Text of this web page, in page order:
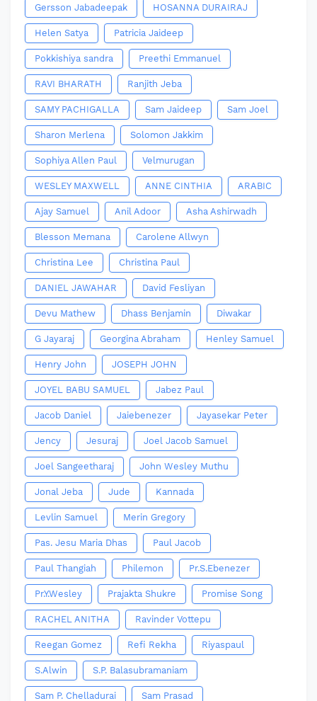
Gersson Jabadeepak HOSANNA DURAIRAJ
Helen Satya Patricia Jaideep
Pokkishiya sandra Preethi Emmanuel
RAVI BHARATH Ranjith Jeba
SAMY PACHIGALLA Sam Jaideep Sam Joel
Sharon Merlena Solomon Jakkim
Sophiya Allen Paul Velmurugan
WESLEY MAXWELL ANNE CINTHIA ARABIC
Ajay Samuel Anil Adoor Asha Ashirwadh
Blesson Memana Carolene Allwyn
Christina Lee Christina Paul
DANIEL JAWAHAR David Fesliyan
Devu Mathew Dhass Benjamin Diwakar
G Jayaraj Georgina Abraham Henley Samuel
Henry John JOSEPH JOHN
JOYEL BABU SAMUEL Jabez Paul
Jacob Daniel Jaiebenezer Jayasekar Peter
Jency Jesuraj Joel Jacob Samuel
Joel Sangeetharaj John Wesley Muthu
Jonal Jeba Jude Kannada
Levlin Samuel Merin Gregory
Pas. Jesu Maria Dhas Paul Jacob
Paul Thangiah Philemon Pr.S.Ebenezer
Pr.Y.Wesley Prajakta Shukre Promise Song
RACHEL ANITHA Ravinder Vottepu
Reegan Gomez Refi Rekha Riyaspaul
S.Alwin S.P. Balasubramaniam
Sam P. Chelladurai Sam Prasad